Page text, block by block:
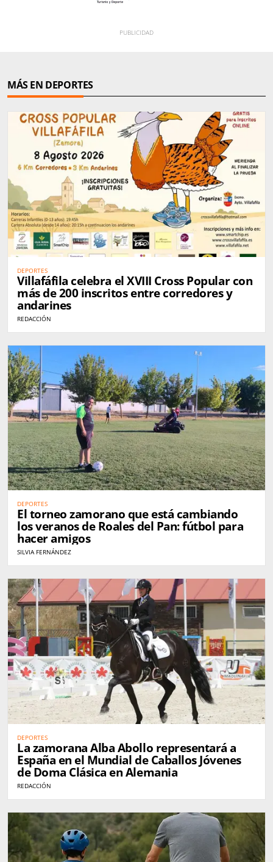
MÁS EN DEPORTES
DEPORTES
Villafáfila celebra el XVIII Cross Popular con
más de 200 inscritos entre corredores y
andarines
REDACCIÓN
DEPORTES
El torneo zamorano que está cambiando
los veranos de Roales del Pan: fútbol para
hacer amigos
SILVIA FERNÁNDEZ
DEPORTES
La zamorana Alba Abollo representará a
España en el Mundial de Caballos Jóvenes
de Doma Clásica en Alemania
REDACCIÓN